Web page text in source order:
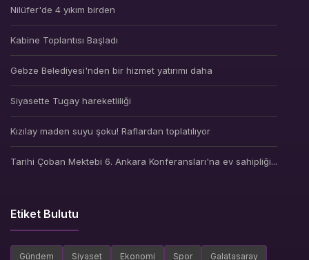
Nilüfer'de 4 yıkım birden
Kabine Toplantısı Başladı
Gebze Belediyesi'nden bir hizmet yatırımı daha
Siyasette Tugay hareketliliği
Kızılay maden suyu şoku! Raflardan toplatılıyor
Tarihi Çoban Mektebi 6. Ankara Konferansları'na ev sahipliği...
Etiket Bulutu
Gündem Siyaset Ekonomi Spor Galatasaray